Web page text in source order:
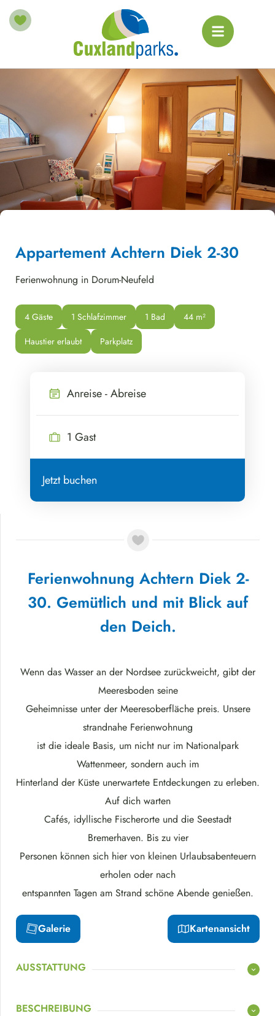
Appartement Achtern Diek 2-30
Ferienwohnung in Dorum-Neufeld
4 Gäste 1 Schlafzimmer 1 Bad 44 m²
Haustier erlaubt
Parkplatz
Ferienwohnung Achtern Diek 2-
30. Gemütlich und mit Blick auf
den Deich.
Wenn das Wasser an der Nordsee zurückweicht, gibt der
Meeresboden seine
Geheimnisse unter der Meeresoberfläche preis. Unsere
strandnahe Ferienwohnung
ist die ideale Basis, um nicht nur im Nationalpark
Wattenmeer, sondern auch im
Hinterland der Küste unerwartete Entdeckungen zu erleben.
Auf dich warten
Cafés, idyllische Fischerorte und die Seestadt
Bremerhaven. Bis zu vier
Personen können sich hier von kleinen Urlaubsabenteuern
erholen oder nach
entspannten Tagen am Strand schöne Abende genießen.
Galerie Kartenansicht
AUSSTATTUNG
BESCHREIBUNG